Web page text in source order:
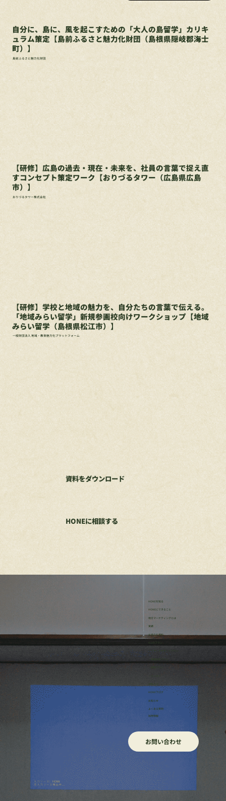
自分に、島に、風を起こすための「大人の島留学」カリキ
ュラム策定【島前ふるさと魅力化財団（島根県隠岐郡海士
町）】
島前ふるさと魅力化財団
【研修】広島の過去・現在・未来を、社員の言葉で捉え直
すコンセプト策定ワーク【おりづるタワー（広島県広島
市）】
おりづるタワー株式会社
【研修】学校と地域の魅力を、自分たちの言葉で伝える。
「地域みらい留学」新規参画校向けワークショップ【地域
みらい留学（島根県松江市）】
一般財団法人 地域・教育魅力化プラットフォーム
資料をダウンロード
HONEに相談する
HONEを知る
HONEにできること
地方マーケティングとは
実績
お役立ち資料
・リサーチサポートプラン
・事業伴走プラン
ほねろぐ
HONEブログ
​お知らせ
よくある質問
採用情報
お問い合わせ